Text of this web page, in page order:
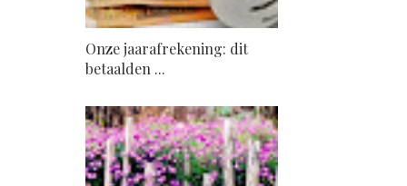
Onze jaarafrekening: dit
betaalden ...